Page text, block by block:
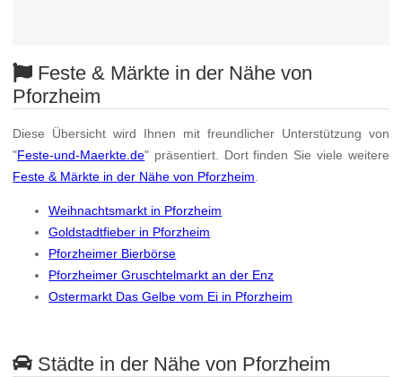
Feste & Märkte in der Nähe von
Pforzheim
Diese Übersicht wird Ihnen mit freundlicher Unterstützung von
"Feste-und-Maerkte.de" präsentiert. Dort finden Sie viele weitere
Feste & Märkte in der Nähe von Pforzheim
Weihnachtsmarkt in Pforzheim
Goldstadtfieber in Pforzheim
Pforzheimer Bierbörse
Pforzheimer Gruschtelmarkt an der Enz
Ostermarkt Das Gelbe vom Ei in Pforzheim
Städte in der Nähe von Pforzheim